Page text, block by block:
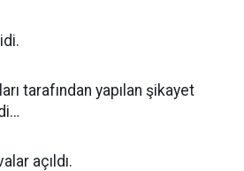
tarafından yapılan şikayet
açıldı.